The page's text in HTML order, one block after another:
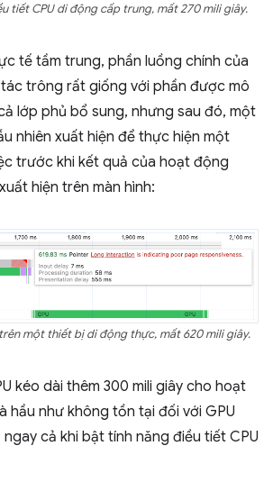
tiết CPU di động cấp trung, mất 270 mili giây.
tế tầm trung, phần luồng chính của
trông rất giống với phần được mô
lớp phủ bổ sung, nhưng sau đó, một
nhiên xuất hiện để thực hiện một
trước khi kết quả của hoạt động
hiện trên màn hình:
một thiết bị di động thực, mất 620 mili giây.
kéo dài thêm 300 mili giây cho hoạt
hầu như không tồn tại đối với GPU
cả khi bật tính năng điều tiết CPU